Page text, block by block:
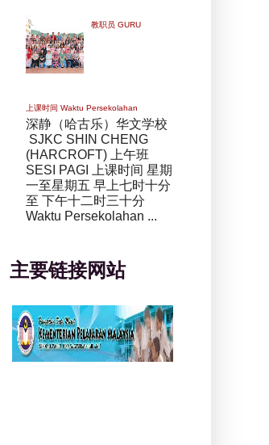
教职员 GURU
上课时间 Waktu Persekolahan
深静（哈古乐）华文学校
SJKC SHIN CHENG
(HARCROFT) 上午班
SESI PAGI 上课时间 星期
一至星期五 早上七时十分
至 下午十二时三十分
Waktu Persekolahan ...
主要链接网站